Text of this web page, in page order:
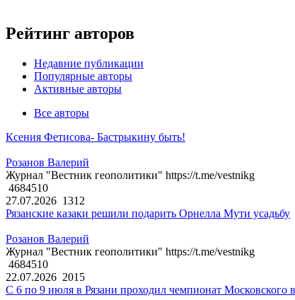
Рейтинг авторов
Недавние публикации
Популярные авторы
Активные авторы
Все авторы
Ксения Фетисова- Бастрыкину быть!
Розанов Валерий
Журнал "Вестник геополитики" https://t.me/vestnikg
4684510
27.07.2026 1312
Рязанские казаки решили подарить Орнелла Мути усадьбу
Розанов Валерий
Журнал "Вестник геополитики" https://t.me/vestnikg
4684510
22.07.2026 2015
С 6 по 9 июля в Рязани проходил чемпионат Московского